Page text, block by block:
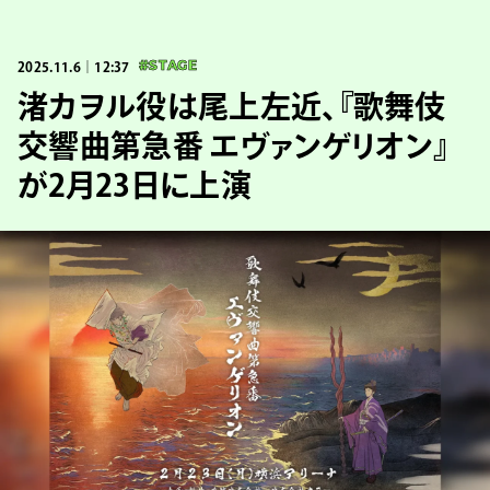
2025.11.6｜12:37 #STAGE
渚カヲル役は尾上左近、『歌舞伎
交響曲第急番 エヴァンゲリオン』
が2月23日に上演